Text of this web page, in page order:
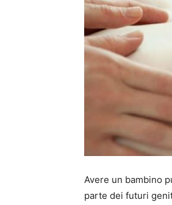
Avere un bambino
parte dei futuri